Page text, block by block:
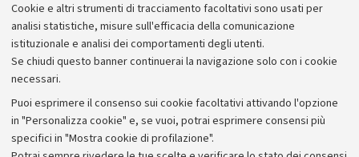
Cookie e altri strumenti di tracciamento facoltativi sono usati per
analisi statistiche, misure sull'efficacia della comunicazione
istituzionale e analisi dei comportamenti degli utenti.
Se chiudi questo banner continuerai la navigazione solo con i cookie
necessari.
Puoi esprimere il consenso sui cookie facoltativi attivando l'opzione
in "Personalizza cookie" e, se vuoi, potrai esprimere consensi più
specifici in "Mostra cookie di profilazione".
Archivio
Comunicati stampa
Redazione